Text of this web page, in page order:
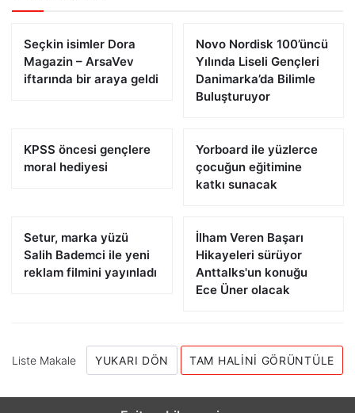
Seçkin isimler Dora
Magazin – ArsaVev
iftarında bir araya geldi
Novo Nordisk 100’üncü
Yılında Liseli Gençleri
Danimarka’da Bilimle
Buluşturuyor
KPSS öncesi gençlere
moral hediyesi
Yorboard ile yüzlerce
çocuğun eğitimine
katkı sunacak
Setur, marka yüzü
Salih Bademci ile yeni
reklam filmini yayınladı
İlham Veren Başarı
Hikayeleri sürüyor
Anttalks'un konuğu
Ece Üner olacak
Liste Makale YUKARI DÖN TAM HALINI GÖRÜNTÜLE